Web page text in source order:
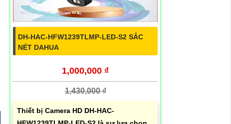
DH-HAC-HFW1239TLMP-LED-S2 SẮC
NÉT DAHUA
1,000,000 ₫
1,430,000 ₫
Thiết bị Camera HD DH-HAC-